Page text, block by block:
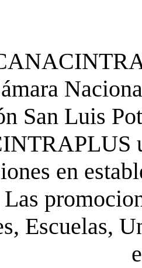
San Luis
en
Escuelas,